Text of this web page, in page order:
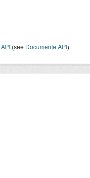
API (see Documente API).